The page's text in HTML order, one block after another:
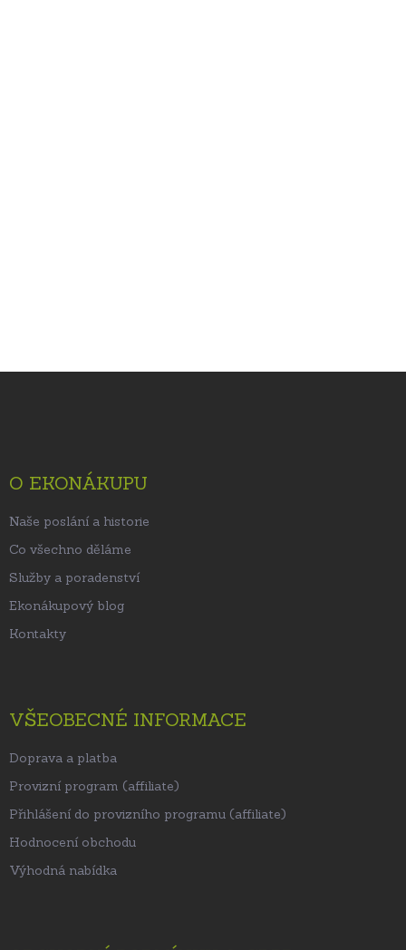
O EKONÁKUPU
Naše poslání a historie
Co všechno děláme
Služby a poradenství
Ekonákupový blog
Kontakty
VŠEOBECNÉ INFORMACE
Doprava a platba
Provizní program (affiliate)
Přihlášení do provizního programu (affiliate)
Hodnocení obchodu
Výhodná nabídka